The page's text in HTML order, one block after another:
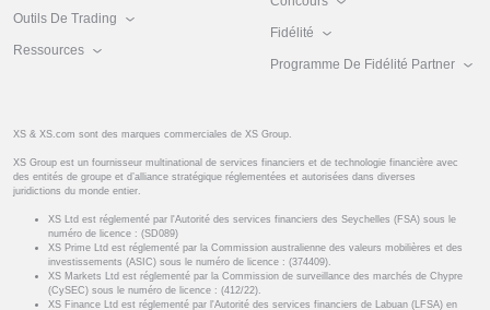
Outils De Trading
Ressources
Fidélité
Programme De Fidélité Partner
XS & XS.com sont des marques commerciales de XS Group.
XS Group est un fournisseur multinational de services financiers et de technologie financière avec
des entités de groupe et d’alliance stratégique réglementées et autorisées dans diverses
juridictions du monde entier.
XS Ltd est réglementé par l'Autorité des services financiers des Seychelles (FSA) sous le
numéro de licence : (SD089)
XS Prime Ltd est réglementé par la Commission australienne des valeurs mobilières et des
investissements (ASIC) sous le numéro de licence : (374409).
XS Markets Ltd est réglementé par la Commission de surveillance des marchés de Chypre
(CySEC) sous le numéro de licence : (412/22).
XS Finance Ltd est réglementé par l'Autorité des services financiers de Labuan (LFSA) en